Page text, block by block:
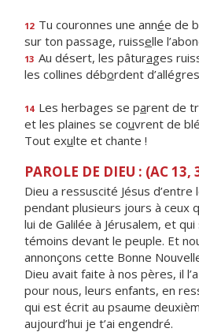
12 Tu couronnes une année de
sur ton passage, ruisselle
13 Au désert, les pâturages
les collines débordent
14 Les herbages se parent de
et les plaines se couvrent de
Tout exulte et chante !
PAROLE DE DIEU : (AC 13,
Dieu a ressuscité Jésus
pendant plusieurs jours à ceux
lui de Galilée à Jérusalem, et
témoins devant le peuple. Et
annonçons cette Bonne
Dieu avait faite à nos pères, il
pour nous, leurs enfants, en
qui est écrit au psaume
aujourd’hui je t’ai engendré.